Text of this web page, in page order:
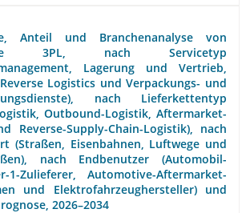
Anteil und Branchenanalyse von
3PL, nach Servicetyp
Lagerung und Vertrieb,
Logistics und Verpackungs- und
nach Lieferkettentyp
Outbound-Logistik, Aftermarket-
Reverse-Supply-Chain-Logistik), nach
(Straßen, Eisenbahnen, Luftwege und
nach Endbenutzer (Automobil-
1-Zulieferer, Automotive-Aftermarket-
und Elektrofahrzeughersteller) und
2026–2034